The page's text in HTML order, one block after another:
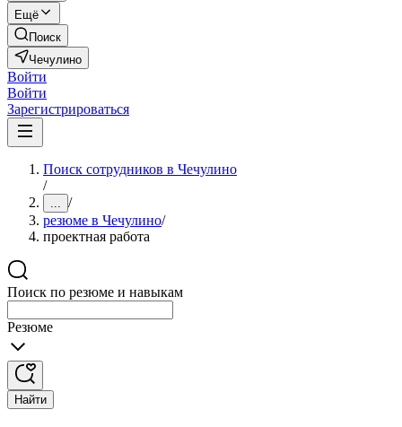
Ещё
Поиск
Чечулино
Войти
Войти
Зарегистрироваться
Поиск сотрудников в Чечулино
/
... /
резюме в Чечулино/
проектная работа
Поиск по резюме и навыкам
Резюме
Найти